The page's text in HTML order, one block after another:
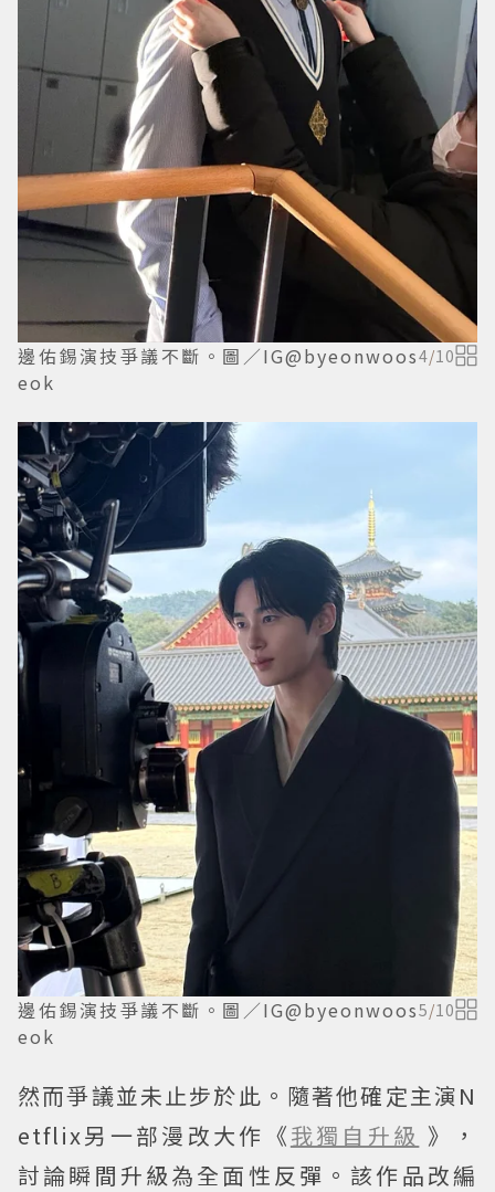
邊佑錫演技爭議不斷。圖／IG@byeonwoos
eok
4/10
邊佑錫演技爭議不斷。圖／IG@byeonwoos
eok
5/10
然而爭議並未止步於此。隨著他確定主演N
etflix另一部漫改大作《我獨自升級 》，
討論瞬間升級為全面性反彈。該作品改編